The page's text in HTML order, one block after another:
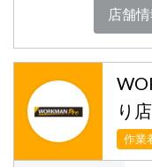
店舗
り店
作業